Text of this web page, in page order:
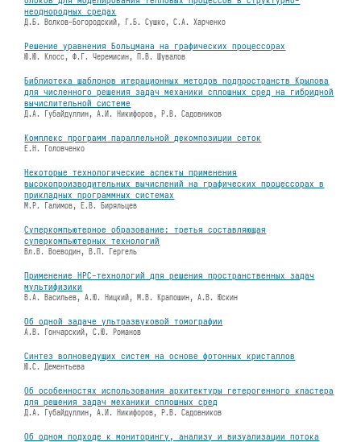
неоднородных средах
Д.Б. Волков-Богородский, Г.Б. Сушко, С.А. Харченко
Решение уравнения Больцмана на графических процессорах
Ю.Ю. Клосс, Ф.Г. Черемисин, П.В. Шувалов
Библиотека шаблонов итерационных методов подпространств Крылова
для численного решения задач механики сплошных сред на гибридной
вычислительной системе
Д.А. Губайдуллин, А.И. Никифоров, Р.В. Садовников
Комплекс программ параллельной декомпозиции сеток
Е.Н. Головченко
Некоторые технологические аспекты применения
высокопроизводительных вычислений на графических процессорах в
прикладных программных системах
М.Р. Галимов, Е.В. Биряльцев
Суперкомпьютерное образование: третья составляющая
суперкомпьютерных технологий
Вл.В. Воеводин, В.П. Гергель
Применение HPC-технологий для решения пространственных задач
мультифизики
В.А. Васильев, А.Ю. Ницкий, М.В. Крапошин, А.В. Юскин
Об одной задаче ультразвуковой томографии
А.В. Гончарский, С.Ю. Романов
Синтез волноведущих систем на основе фотонных кристаллов
Ю.С. Дементьева
Об особенностях использования архитектуры гетерогенного кластера
для решения задач механики сплошных сред
Д.А. Губайдуллин, А.И. Никифоров, Р.В. Садовников
Об одном подходе к мониторингу, анализу и визуализации потока